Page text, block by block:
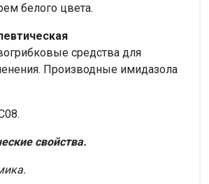
белого цвета.
средства для
Производные имидазола
свойства.